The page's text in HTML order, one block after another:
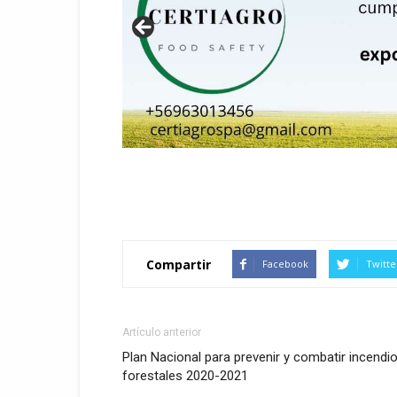
Compartir Facebook
Artículo anterior
Plan Nacional para prevenir y combatir
forestales 2020-2021